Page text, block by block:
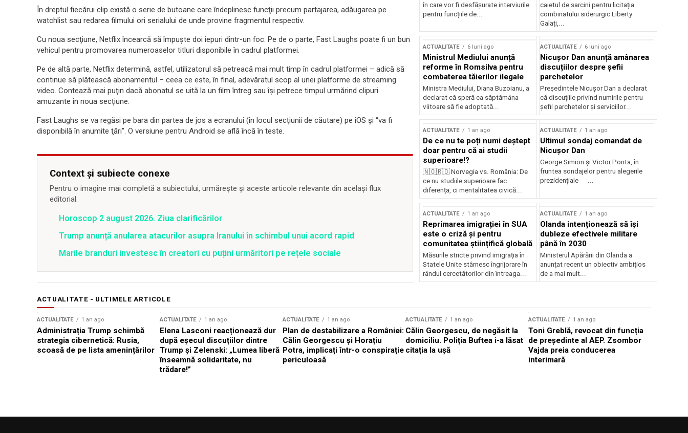
În dreptul fiecărui clip există o serie de butoane care îndeplinesc funcţii precum partajarea, adăugarea pe
watchlist sau redarea filmului ori serialului de unde provine fragmentul respectiv.
Cu noua secţiune, Netflix încearcă să împuşte doi iepuri dintr-un foc. Pe de o parte, Fast Laughs poate fi un bun
vehicul pentru promovarea numeroaselor titluri disponibile în cadrul platformei.
Pe de altă parte, Netflix determină, astfel, utilizatorul să petreacă mai mult timp în cadrul platformei – adică să
continue să plătească abonamentul – ceea ce este, în final, adevăratul scop al unei platforme de streaming
video. Contează mai puţin dacă abonatul se uită la un film întreg sau îşi petrece timpul urmărind clipuri
amuzante în noua secţiune.
Fast Laughs se va regăsi pe bara din partea de jos a ecranului (în locul secţiunii de căutare) pe iOS şi “va fi
disponibilă în anumite ţări”. O versiune pentru Android se află încă în teste.
Context și subiecte conexe
Pentru o imagine mai completă a subiectului, urmărește și aceste articole relevante din același flux
editorial.
Horoscop 2 august 2026. Ziua clarificărilor
Trump anunță anularea atacurilor asupra Iranului în schimbul unui acord rapid
Marile branduri investesc în creatori cu puțini urmăritori pe rețele sociale
în care vor fi desfășurate interviurile
pentru funcțiile de...
caietul de sarcini pentru licitația
combinatului siderurgic Liberty
Galați,...
ACTUALITATE 6 luni ago
Ministrul Mediului anunță
reforme în Romsilva pentru
combaterea tăierilor ilegale
Ministra Mediului, Diana Buzoianu, a
declarat că speră ca săptămâna
viitoare să fie adoptată...
ACTUALITATE 6 luni ago
Nicușor Dan anunță amânarea
discuțiilor despre șefii
parchetelor
Președintele Nicușor Dan a declarat
că discuțiile privind numirile pentru
șefii parchetelor și serviciilor...
ACTUALITATE 1 an ago
De ce nu te poți numi deștept
doar pentru că ai studii
superioare!?
🇳🇴🇷🇴 Norvegia vs. România: De
ce nu studiile superioare fac
diferența, ci mentalitatea civică...
ACTUALITATE 1 an ago
Ultimul sondaj comandat de
Nicușor Dan
George Simion și Victor Ponta, în
fruntea sondajelor pentru alegerile
prezidențiale ...
ACTUALITATE 1 an ago
Reprimarea imigrației în SUA
este o criză și pentru
comunitatea științifică globală
Măsurile stricte privind imigrația în
Statele Unite stârnesc îngrijorare în
rândul cercetătorilor din întreaga...
ACTUALITATE 1 an ago
Olanda intenționează să își
dubleze efectivele militare
până în 2030
Ministerul Apărării din Olanda a
anunțat recent un obiectiv ambițios
de a mai mult...
ACTUALITATE - ULTIMELE ARTICOLE
ACTUALITATE 1 an ago
Administrația Trump schimbă
strategia cibernetică: Rusia,
scoasă de pe lista amenințărilor
ACTUALITATE 1 an ago
Elena Lasconi reacționează dur
după eșecul discuțiilor dintre
Trump și Zelenski: „Lumea liberă
înseamnă solidaritate, nu
trădare!”
ACTUALITATE 1 an ago
Plan de destabilizare a României:
Călin Georgescu și Horațiu
Potra, implicați într-o conspirație
periculoasă
ACTUALITATE 1 an ago
Călin Georgescu, de negăsit la
domiciliu. Poliția Buftea i-a lăsat
citația la ușă
ACTUALITATE 1 an ago
Toni Greblă, revocat din funcția
de președinte al AEP. Zsombor
Vajda preia conducerea
interimară